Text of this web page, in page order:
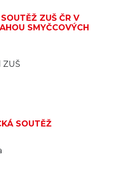
ZUŠ ČR V
SMYČCOVÝCH
ZUŠ
SOUTĚŽ